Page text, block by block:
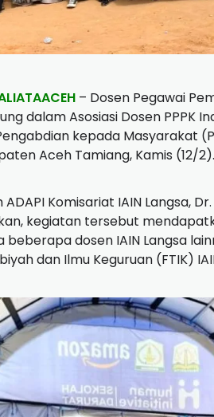
– Dosen Pegawai
dalam Asosiasi Dosen PPPK
kepada Masyarakat
Aceh Tamiang, Kamis (12/2).
Komisariat IAIN Langsa,
kegiatan tersebut
beberapa dosen IAIN Langsa
dan Ilmu Keguruan (FTIK)